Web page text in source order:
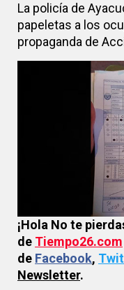
La policía de
papeletas a los
propaganda de
¡Hola No te
de Tiempo26.com
de Facebook,
Newsletter.